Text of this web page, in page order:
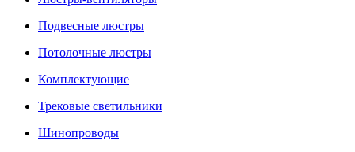
Подвесные люстры
Потолочные люстры
Комплектующие
Трековые светильники
Шинопроводы